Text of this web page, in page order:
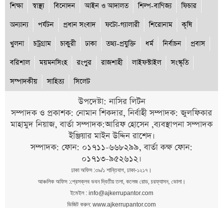
শিক্ষা
স্বাস্থ্য বিনোদন আইন ও আদালত শিল্প-বাণিজ্য
ফিচার
অন্যান্য
পর্যটন প্রধান সংবাদ ফটো-গ্যালারী শিরোনাম
কৃষি
খুলনা
চট্রগ্রাম চাকুরী ঢাকা তথ্য-প্রযুক্তি ধর্ম নির্বাচন
প্রবাস
বরিশাল
ময়মনসিংহ রংপুর রাজশাহী লাইফস্টাইল
সংস্কৃতি
সম্পাদকীয়
সাহিত্য সিলেট
উপদেষ্টা: নাসির লিটন
সম্পাদক ও প্রকাশক: নোমান শিকদার, নির্বাহী সম্পাদক: জুলফিকার
মাহামুদ নিয়াজ, বার্তা সম্পাদক:আরিফ হোসেন ,ব্যবস্থাপনা সম্পাদক
ইঞ্জিয়ার মাইন উদ্দিন রাশেদ।
সম্পাদক: ফোন: ০১৭১১-৬৬৮২৯৯, বার্তা কক্ষ ফোন:
০১৭১৩-৯৫২৬১২।
ঢাকা অফিস :৩৯/১ শান্তিবাগ, ঢাকা-১২১৭।
আঞ্চলিক অফিস :প্রেসক্লব ভবন দ্বিতীয় তলা, কলেজ রোড, চরফ্যাসন, ভোলা।
ইমেইল : info@ajkerrupantor.com
ভিজিট করুন: www.ajkerrupantor.com